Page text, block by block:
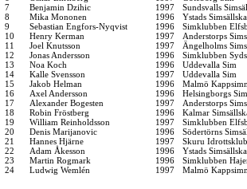
7
Benjamin Dzihic 1997
Sundsvalls
8
Mika Mononen 1996
Ystads
9
Sebastian Engfors-Nyqvist 1996
Simklubben
10
Henry Kerman 1997
Anderstorps
11
Joel Knutsson 1997
Ängelholms
12
Jonas Andersson 1996
Simklubben
13
Noa Koch 1996
Uddevalla Sim
14
Kalle Svensson 1997
Uddevalla Sim
15
Jakob Helman 1996
Malmö
16
Axel Andersson 1996
Helsingborgs
17
Alexander Bogesten 1997
Anderstorps
18
Robin Fröstberg 1996
Kalmar
19
William Reinholdsson 1997
Simklubben
20
Denis Marijanovic 1996
Södertörns
21
Hannes Hjärne 1997
Skuru
22
Adam Åkesson 1996
Ystads
23
Martin Rogmark 1996
Simklubben
24
Ludwig Wemlén 1997 Malmö